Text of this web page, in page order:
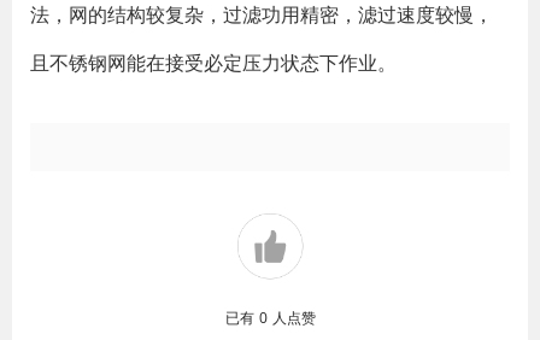
法，网的结构较复杂，过滤功用精密，滤过速度较慢，
且不锈钢网能在接受必定压力状态下作业。
已有 0 人点赞